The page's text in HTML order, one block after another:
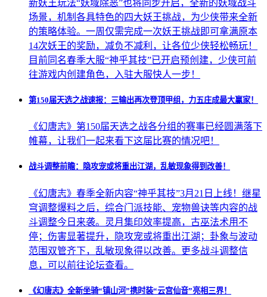
新妖王玩法“妖域除恶”也将同步开启，全新的妖域战斗
场景，机制各具特色的四大妖王挑战，为少侠带来全新
的策略体验。一周仅需完成一次妖王挑战即可拿满原本
14次妖王的奖励，减负不减利，让各位少侠轻松畅玩！
目前同名春季大服“神乎其技”已开启预创建，少侠可前
往游戏内创建角色，入驻大服快人一步！
第150届天选之战速报：三输出再次登顶甲组，力五庄成最大赢家！
《幻唐志》第150届天选之战各分组的赛事已经圆满落下
帷幕，让我们一起来看下这届比赛的情况吧！
战斗调整前瞻：隐攻宠或将重出江湖，乱敏现象得到改善！
《幻唐志》春季全新内容“神乎其技”3月21日上线！继星
穹调整爆料之后，综合门派技能、宠物兽诀等内容的战
斗调整今日来袭。灵月集印效率提高，古巫法术用不
停；伤害显著提升，隐攻宠或将重出江湖；卦象与波动
范围双管齐下，乱敏现象得以改善。更多战斗调整信
息，可以前往论坛查看。
《幻唐志》全新坐骑“镇山河”携时装“云宫仙音”亮相三界！